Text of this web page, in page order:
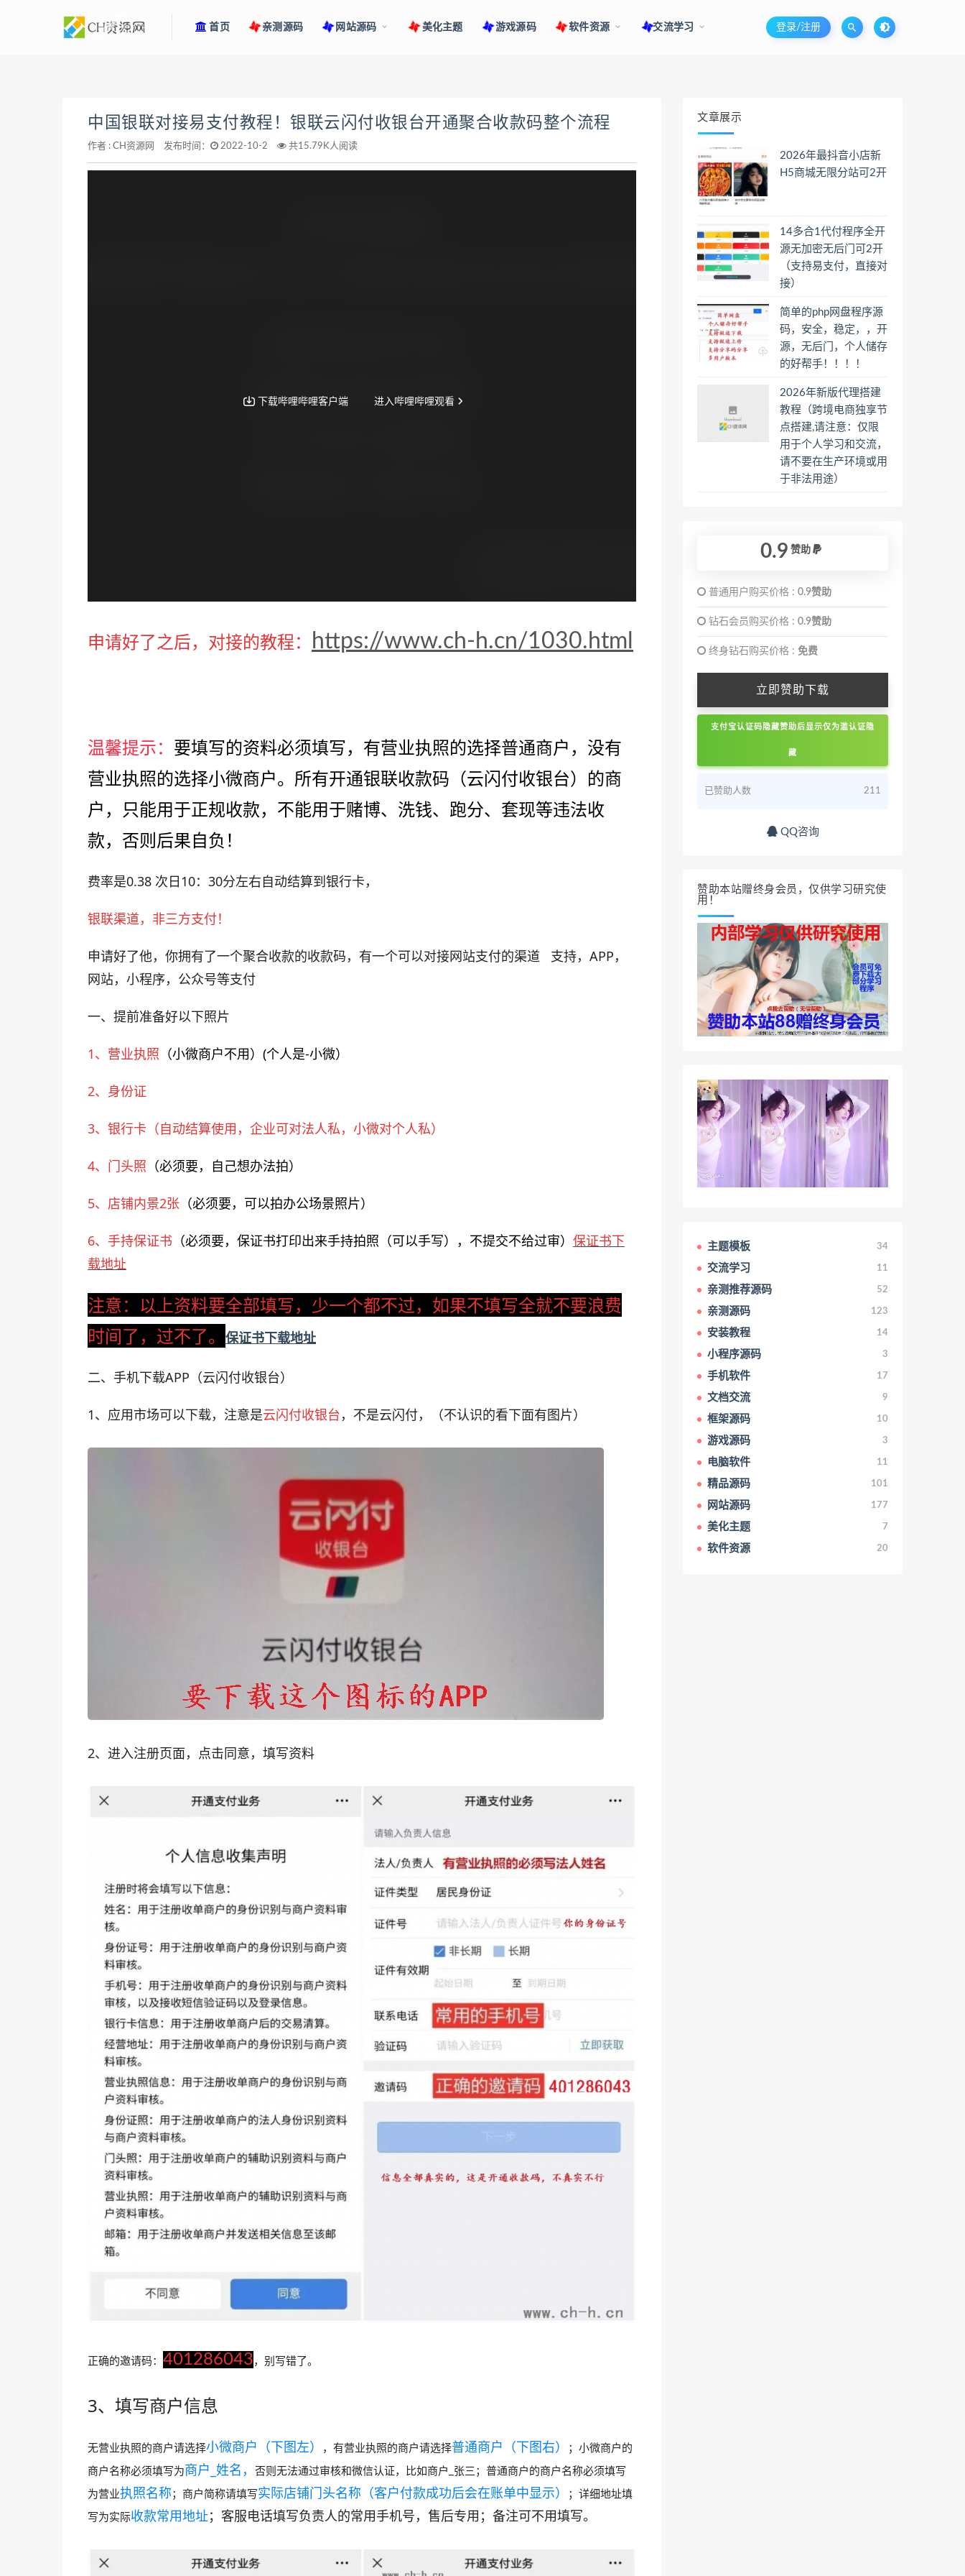
首页 亲测源码 网站源码 美化主题 游戏源码 软件资源 交流学习 登录/注册
中国银联对接易支付教程！银联云闪付收银台开通聚合收款码整个流程
作者 : CH资源网 发布时间： 2022-10-2 共15.79K人阅读
申请好了之后，对接的教程： https://www.ch-h.cn/1030.html
温馨提示： 要填写的资料必须填写， 有营业执照的选择普通商户，没有
营业执照的选择小微商户。所有开通银联收款码（云闪付收银台）的商
户，只能用于正规收款，不能用于赌博、洗钱、跑分、套现等违法收
款，否则后果自负！
费率是0.38 次日10：30分左右自动结算到银行卡，
银联渠道，非三方支付！
申请好了他，你拥有了一个聚合收款的收款码，有一个可以对接网站支付的渠道 支持，APP，
网站，小程序，公众号等支付
一、提前准备好以下照片
1、营业执照 （小微商户不用）(个人是-小微）
2、身份证
3、银行卡 （自动结算使用，企业可对法人私，小微对个人私）
4、门头照 （必须要，自己想办法拍）
5、店铺内景2张 （必须要，可以拍办公场景照片）
6、手持保证书 （必须要， 保证书打印出来手持拍照（可以手写）， 不提交不给过审） 保证书下
载地址
注意：以上资料要全部填写，少一个都不过，如果不填写全就不要浪费
时间了，过不了。
保证书下载地址
二、手机下载APP（云闪付收银台）
1、 应用市场可以下载，注意是云闪付收银台，不是云闪付，（不认识的看下面有图片）
2、进入注册页面，点击同意，填写资料
正确的邀请码： 401286043，别写错了。
3、填写商户信息
无营业执照的商户请选择小微商户（下图左） ，有营业执照的商户请选择普通商户（下图右）
；小微商户的
商户名称必须填写为商户_姓名，
否则无法通过审核和微信认证，比如商户_张三；普通商户的商户名称必须填写
为营业执照名称；商户简称请填写实际店铺门头名称（客户付款成功后会在账单中显示）
；详细地址填
写为实际收款常用地址；客服电话填写负责人的常用手机号，售后专用；备注可不用填写。
文章展示
2026年最抖音小店新
H5商城无限分站可2开
14多合1代付程序全开
源无加密无后门可2开
（支持易支付，直接对
接）
简单的php网盘程序源
码，安全，稳定，，开
源，无后门，个人储存
的好帮手！！！！
2026年新版代理搭建
教程（跨境电商独享节
点搭建,请注意：仅限
用于个人学习和交流，
请不要在生产环境或用
于非法用途）
0.9 赞助
普通用户购买价格 : 0.9赞助
钻石会员购买价格 : 0.9赞助
终身钻石购买价格 : 免费
立即赞助下载
支付宝认证码隐藏赞助后显示仅为滥认证隐
藏
已赞助人数 211
QQ咨询
赞助本站赠终身会员，仅供学习研究使
用！
主题模板 34
交流学习 11
亲测推荐源码 52
亲测源码 123
安装教程 14
小程序源码 3
手机软件 17
文档交流 9
框架源码 10
游戏源码 3
电脑软件 11
精品源码 101
网站源码 177
美化主题 7
软件资源 20